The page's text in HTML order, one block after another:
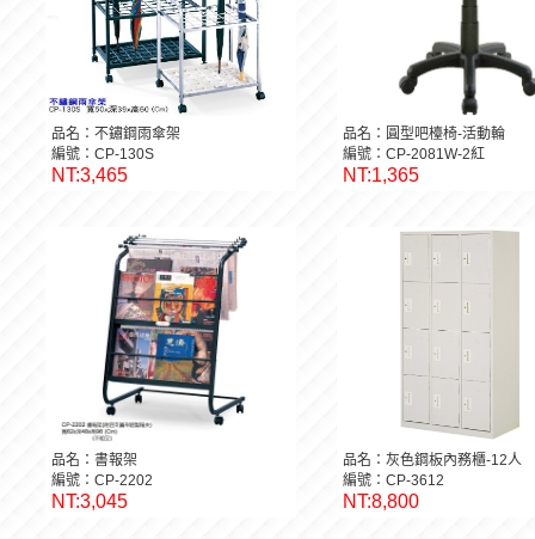
品名：不鏽鋼雨傘架
編號：CP-130S
NT:3,465
品名：圓型吧檯椅-活動輪
編號：CP-2081W-2紅
NT:1,365
品名：書報架
編號：CP-2202
NT:3,045
品名：灰色鋼板內務櫃-12人
編號：CP-3612
NT:8,800